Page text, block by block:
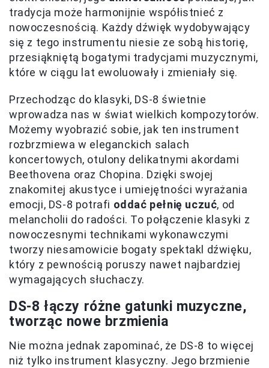
tradycja może harmonijnie współistnieć z
nowoczesnością. Każdy dźwięk wydobywający
się z tego instrumentu niesie ze sobą historię,
przesiąkniętą bogatymi tradycjami muzycznymi,
które w ciągu lat ewoluowały i zmieniały się.
Przechodząc do klasyki, DS-8 świetnie
wprowadza nas w świat wielkich kompozytorów.
Możemy wyobrazić sobie, jak ten instrument
rozbrzmiewa w eleganckich salach
koncertowych, otulony delikatnymi akordami
Beethovena oraz Chopina. Dzięki swojej
znakomitej akustyce i umiejętności wyrażania
emocji, DS-8 potrafi oddać pełnię uczuć, od
melancholii do radości. To połączenie klasyki z
nowoczesnymi technikami wykonawczymi
tworzy niesamowicie bogaty spektakl dźwięku,
który z pewnością poruszy nawet najbardziej
wymagających słuchaczy.
DS-8 łączy różne gatunki muzyczne,
tworząc nowe brzmienia
Nie można jednak zapominać, że DS-8 to więcej
niż tylko instrument klasyczny. Jego brzmienie